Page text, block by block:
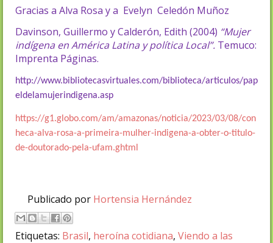
Gracias a Alva Rosa y a Evelyn Celedón Muñoz
Davinson, Guillermo y Calderón, Edith (2004) “Mujer
indígena en América Latina y política Local”. Temuco:
Imprenta Páginas.
http://www.bibliotecasvirtuales.com/biblioteca/articulos/pap
eldelamujerindigena.asp
https://g1.globo.com/am/amazonas/noticia/2023/03/08/con
heca-alva-rosa-a-primeira-mulher-indigena-a-obter-o-titulo-
de-doutorado-pela-ufam.ghtml
Publicado por Hortensia Hernández
Etiquetas: Brasil, heroína cotidiana, Viendo a las